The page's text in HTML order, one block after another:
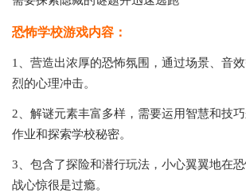
恐怖学校游戏内容：
1、营造出浓厚的恐怖氛围，通过场景、音
烈的心理冲击。
2、解谜元素丰富多样，需要运用智慧和技
作业和探索学校秘密。
3、包含了探险和潜行玩法，小心翼翼地在
战心惊很是过瘾。